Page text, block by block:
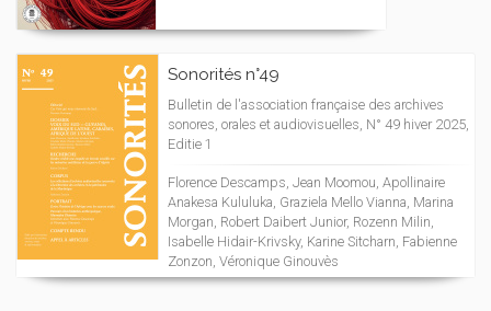
Sonorités n°49
Bulletin de l'association française des archives
sonores, orales et audiovisuelles, N° 49 hiver 2025,
Editie 1
Florence Descamps, Jean Moomou, Apollinaire
Anakesa Kululuka, Graziela Mello Vianna, Marina
Morgan, Robert Daibert Junior, Rozenn Milin,
Isabelle Hidair-Krivsky, Karine Sitcharn, Fabienne
Zonzon, Véronique Ginouvès